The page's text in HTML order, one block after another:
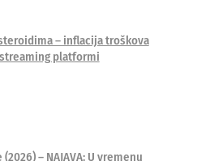
– inflacija troškova
platformi
– NAJAVA: U vremenu